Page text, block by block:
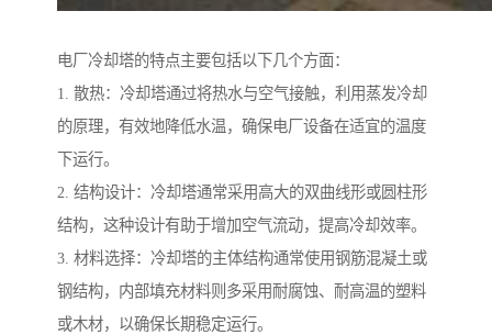
电厂冷却塔的特点主要包括以下几个方面：
1. 散热：冷却塔通过将热水与空气接触，利用蒸发冷却
的原理，有效地降低水温，确保电厂设备在适宜的温度
下运行。
2. 结构设计：冷却塔通常采用高大的双曲线形或圆柱形
结构，这种设计有助于增加空气流动，提高冷却效率。
3. 材料选择：冷却塔的主体结构通常使用钢筋混凝土或
钢结构，内部填充材料则多采用耐腐蚀、耐高温的塑料
或木材，以确保长期稳定运行。